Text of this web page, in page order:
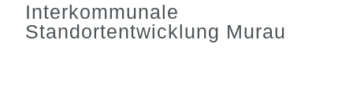
Interkommunale
Standortentwicklung Murau